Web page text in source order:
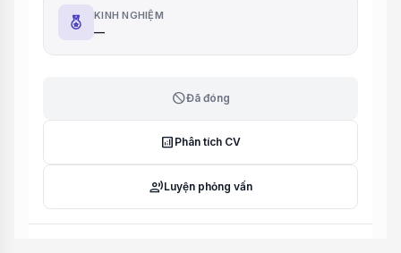
KINH NGHIỆM
—
blockĐã đóng
analytics Phân tích CV
record_voice_overLuyện phỏng vấn